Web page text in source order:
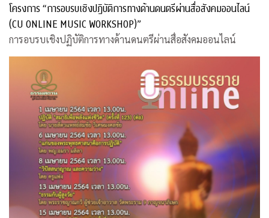
โครงการ “การอบรบเชิงปฏิบัติการทางด้านดนตรีผ่านสื่อสังคมออนไลน์
(CU ONLINE MUSIC WORKSHOP)”
การอบรบเชิงปฏิบัติการทางด้านดนตรีผ่านสื่อสังคมออนไลน์